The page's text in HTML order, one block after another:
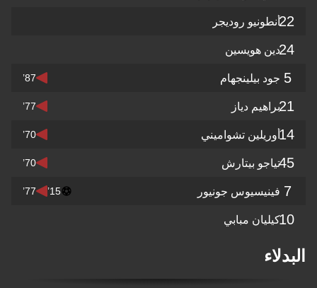
22أنطونيو روديجر
24دين هويسين
5 جود بيلينجهام 87’
21براهيم دياز 77’
14أوريلين تشواميني 70’
45تياجو بيتارش 70’
7 فينيسيوس جونيور 15’
77’
10كيليان مبابي
البدلاء